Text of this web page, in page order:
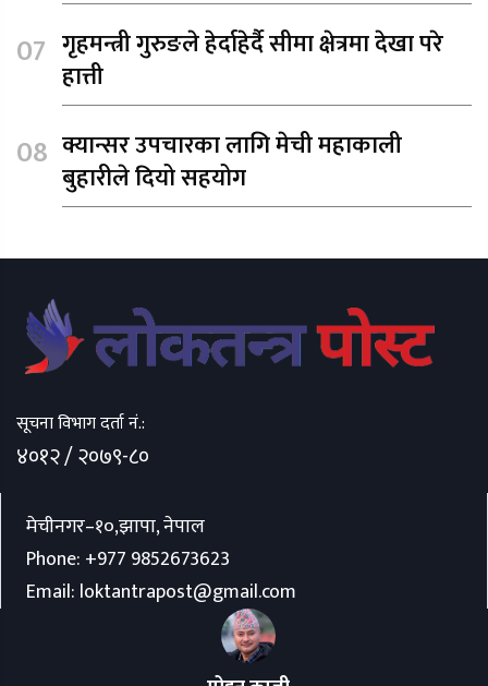
गृहमन्त्री गुरुङले हेर्दाहेर्दै सीमा क्षेत्रमा देखा परे
हात्ती
क्यान्सर उपचारका लागि मेची महाकाली
बुहारीले दियो सहयोग
सूचना विभाग दर्ता नं.:
४०१२ / २०७९-८०
मेचीनगर–१०,झापा, नेपाल
Phone: +977 9852673623
Email: loktantrapost@gmail.com